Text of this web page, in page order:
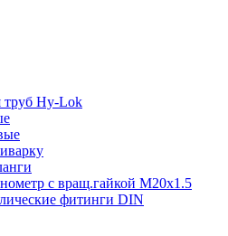
Hy-Lok
с вращ.гайкой M20x1.5
фитинги DIN